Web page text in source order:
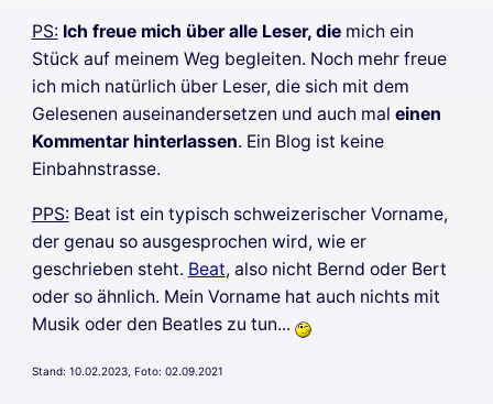
PS: Ich freue mich über alle Leser, diemich ein
Stück auf meinem Weg begleiten. Noch mehr freue
ich mich natürlich über Leser, die sich mit dem
Gelesenen auseinandersetzen und auch mal einen
Kommentar hinterlassen. Ein Blog ist keine
Einbahnstrasse.
PPS: Beat ist ein typisch schweizerischer Vorname,
der genau so ausgesprochen wird, wie er
geschrieben steht. Beat, also nicht Bernd oder Bert
oder so ähnlich. Mein Vorname hat auch nichts mit
Musik oder den Beatles zu tun...
Stand: 10.02.2023, Foto: 02.09.2021